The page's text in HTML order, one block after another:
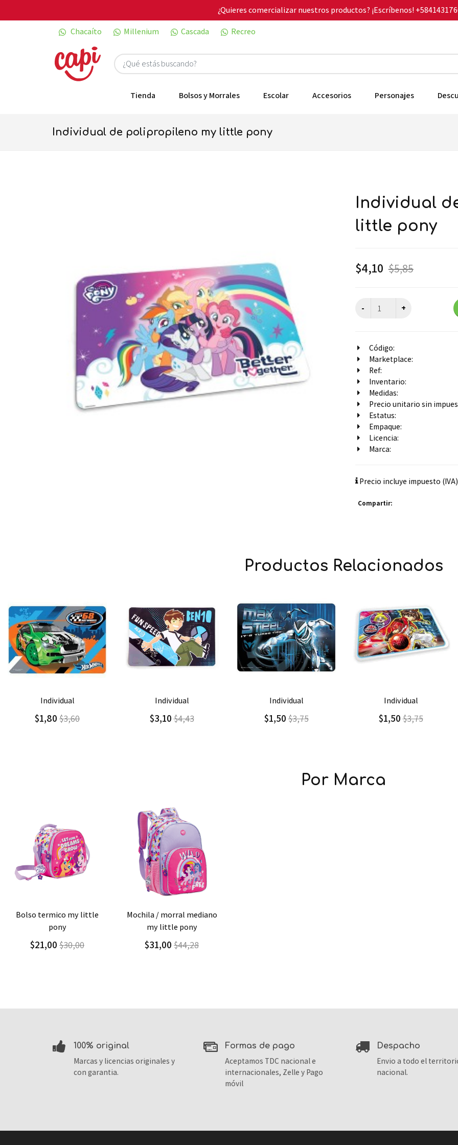
¿Quieres comercializar nuestros productos? ¡Escríbenos!
Chacaíto
Millenium Cascada Recreo
Tienda Bolsos y Morrales Escolar Accesorios Personajes
individual de polipropileno my little pony
individual de polipropileno my
little pony
$4,10 $5,85
Código:
Marketplace:
Ref:
Inventario:
Medidas:
Precio unitario sin
Estatus:
Empaque:
Licencia:
Marca:
Precio incluye impuesto
Compartir:
Productos Relacionados
Agregar Detalle
individual
$3,10 $4,43
Agregar Detalle
individual
$1,50$3,75
Agregar Detalle
individual
$1,50$3,75
Agregar Detalle
individual 3d barbie
$1,80 $3,60
Por Marca
Agregar Detalle
bolso termico my little
pony
$21,00 $30,00
Agregar Detalle
mochila / morral mediano
my little pony
$31,00 $44,28
100% original
Marcas y licencias originales y
con garantia.
formas de pago
Aceptamos TDC nacional e
internacionales, Zelle y Pago
móvil
despacho
Envio a todo el
nacional.